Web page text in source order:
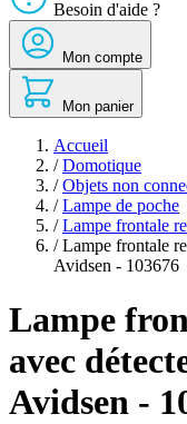
-
économie
d'énergie
Sécurité
Confort
de
maison
Seconde
vie
Bons
plans
Besoin d'aide ?
Mon compte
Mon panier
Accueil
/ Domotique
/ Objets non
/ Lampe de poche
/ Lampe frontale
/ Lampe frontale
Avidsen - 103676
Lampe
avec
Avidsen -